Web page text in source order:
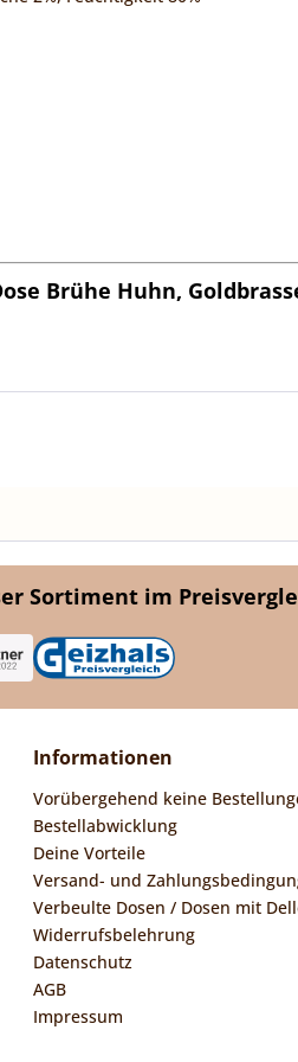
Brühe Huhn,
Sortiment im
Informationen
Vorübergehend keine
Bestellabwicklung
Deine Vorteile
Versand- und
Verbeulte Dosen / Dosen mit
Widerrufsbelehrung
Datenschutz
AGB
Impressum